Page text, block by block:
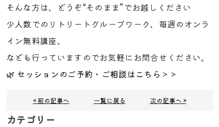
そんな方は、どうぞ“そのまま”でお越しください
少人数でのリトリートグループワーク、毎週のオンラ
イン無料講座、
なども行っていますのでお気軽にお問合せください。
🌿 セッションのご予約・ご相談はこちら＞＞
« 前の記事へ 一覧に戻る 次の記事へ »
カテゴリー